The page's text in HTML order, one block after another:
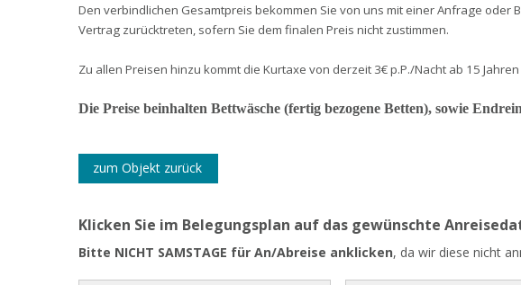
Den verbindlichen Gesamtpreis bekommen Sie von uns mit einer Anfrage
Vertrag zurücktreten, sofern Sie dem finalen Preis nicht zustimmen.
Zu allen Preisen hinzu kommt die Kurtaxe von derzeit 3€ p.P./Nacht ab 15
Die Preise beinhalten Bettwäsche (fertig bezogene Betten), sowie
zum Objekt zurück
Klicken Sie im Belegungsplan auf das gewünschte
Bitte NICHT SAMSTAGE für An/Abreise anklicken, da wir diese nicht